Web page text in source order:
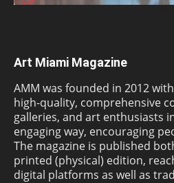
Art Miami Magazine
AMM was founded in 2012
high-quality, comprehensive
galleries, and art enthusiasts
engaging way, encouraging
The magazine is published
printed (physical) edition,
digital platforms as well as